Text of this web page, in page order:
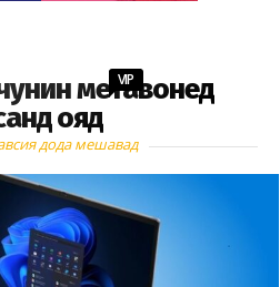
метавонед
ояд
VIP
дода мешавад